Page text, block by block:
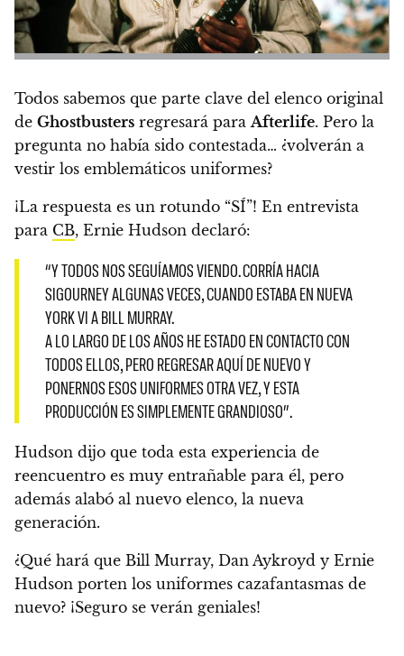
Todos sabemos que parte clave del elenco original
de Ghostbusters regresará para Afterlife. Pero la
pregunta no había sido contestada… ¿volverán a
vestir los emblemáticos uniformes?
¡La respuesta es un rotundo “SÍ”! En entrevista
para CB, Ernie Hudson declaró:
“Y TODOS NOS SEGUÍAMOS VIENDO. CORRÍA HACIA
SIGOURNEY ALGUNAS VECES, CUANDO ESTABA EN NUEVA
YORK VI A BILL MURRAY.
A LO LARGO DE LOS AÑOS HE ESTADO EN CONTACTO CON
TODOS ELLOS, PERO REGRESAR AQUÍ DE NUEVO Y
PONERNOS ESOS UNIFORMES OTRA VEZ, Y ESTA
PRODUCCIÓN ES SIMPLEMENTE GRANDIOSO”.
Hudson dijo que toda esta experiencia de
reencuentro es muy entrañable para él, pero
además alabó al nuevo elenco, la nueva
generación.
¿Qué hará que Bill Murray, Dan Aykroyd y Ernie
Hudson porten los uniformes cazafantasmas de
nuevo? ¡Seguro se verán geniales!